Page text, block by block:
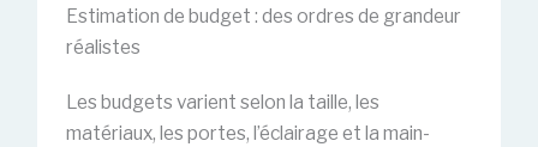
Estimation de budget : des ordres de grandeur
réalistes
Les budgets varient selon la taille, les
matériaux, les portes, l’éclairage et la main-